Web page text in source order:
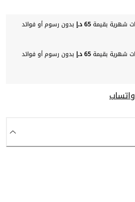
65 د.إ
بدون رسوم أو فوائد
65 د.إ
بدون رسوم أو فوائد
واتساب